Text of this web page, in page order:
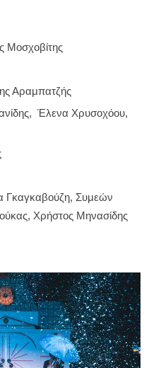
Μοσχοβίτης
Αραμπατζής
Έλενα Χρυσοχόου,
Γκαγκαβούζη, Συμεών
Χρήστος Μηνασίδης